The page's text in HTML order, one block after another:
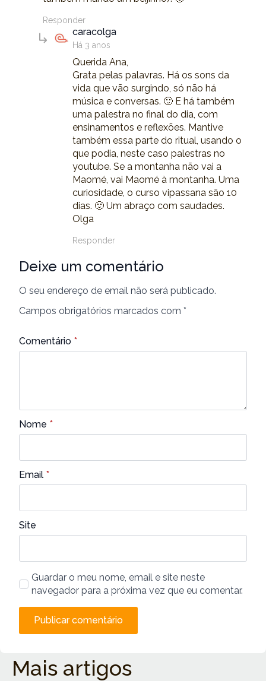
Responder
caracolgasays:
Há 3 anos
Querida Ana,
Grata pelas palavras. Há os sons da
vida que vão surgindo, só não há
música e conversas. 🙂 E há também
uma palestra no final do dia, com
ensinamentos e reflexões. Mantive
também essa parte do ritual, usando o
que podia, neste caso palestras no
youtube. Se a montanha não vai a
Maomé, vai Maomé à montanha. Uma
curiosidade, o curso vipassana são 10
dias. 🙂 Um abraço com saudades.
Olga
Responder
Deixe um comentário
O seu endereço de email não será publicado.
Campos obrigatórios marcados com *
Comentário *
Nome *
Email *
Site
Guardar o meu nome, email e site neste
navegador para a próxima vez que eu comentar.
Mais artigos